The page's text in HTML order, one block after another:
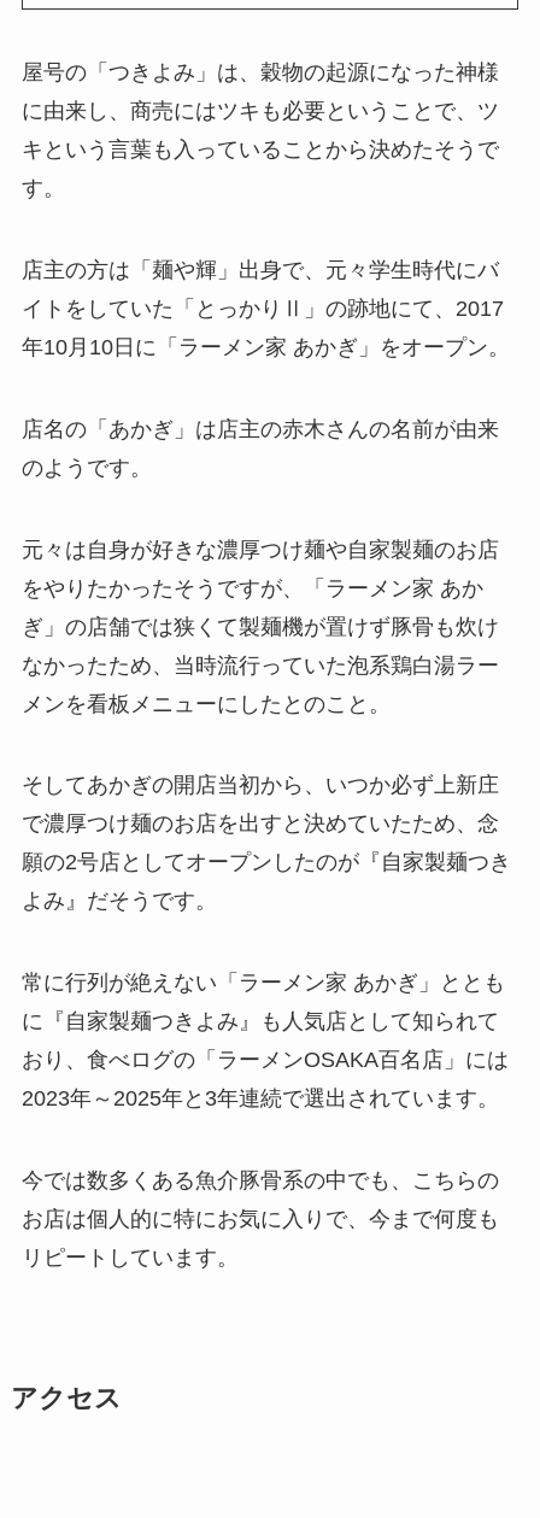
屋号の「つきよみ」は、穀物の起源になった神様
に由来し、商売にはツキも必要ということで、ツ
キという言葉も入っていることから決めたそうで
す。
店主の方は「麺や輝」出身で、元々学生時代にバ
イトをしていた「とっかりⅡ」の跡地にて、2017
年10月10日に「ラーメン家 あかぎ」をオープン。
店名の「あかぎ」は店主の赤木さんの名前が由来
のようです。
元々は自身が好きな濃厚つけ麺や自家製麺のお店
をやりたかったそうですが、「ラーメン家 あか
ぎ」の店舗では狭くて製麺機が置けず豚骨も炊け
なかったため、当時流行っていた泡系鶏白湯ラー
メンを看板メニューにしたとのこと。
そしてあかぎの開店当初から、いつか必ず上新庄
で濃厚つけ麺のお店を出すと決めていたため、念
願の2号店としてオープンしたのが『自家製麺つき
よみ』だそうです。
常に行列が絶えない「ラーメン家 あかぎ」ととも
に『自家製麺つきよみ』も人気店として知られて
おり、食べログの「ラーメンOSAKA百名店」には
2023年～2025年と3年連続で選出されています。
今では数多くある魚介豚骨系の中でも、こちらの
お店は個人的に特にお気に入りで、今まで何度も
リピートしています。
アクセス